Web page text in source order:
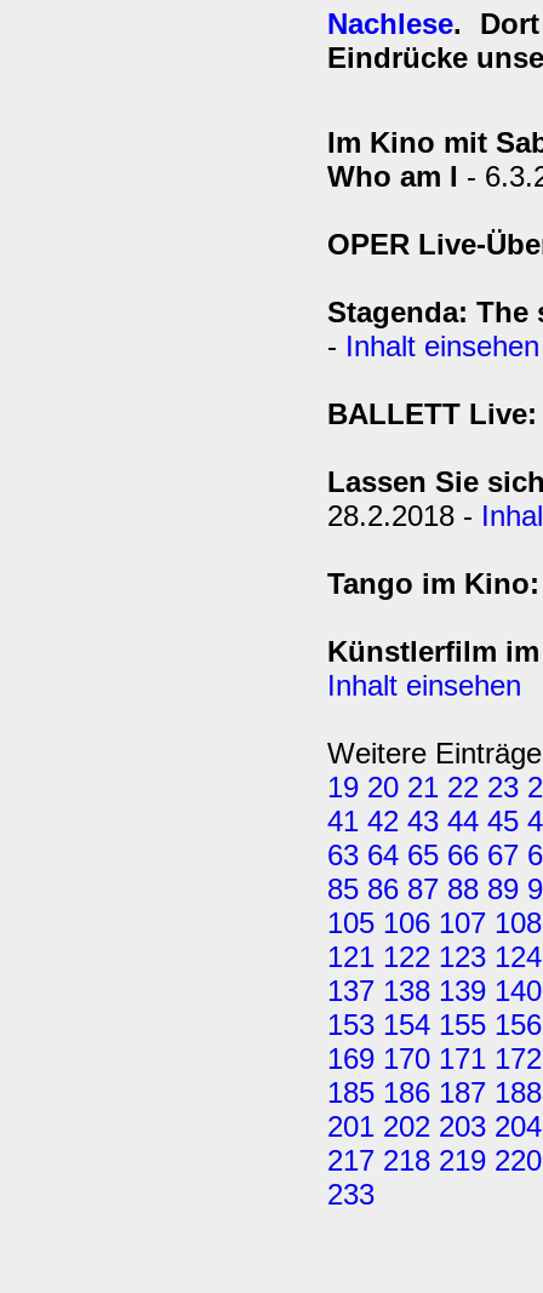
Nachlese.
Eindrücke
Im Kino mit
Who am I -
OPER Live-
Stagenda: The
- Inhalt einsehen
BALLETT
Lassen Sie
28.2.2018 -
Tango im
Künstlerfilm
Inhalt einsehen
Weitere
19 20 21 22 23
41 42 43 44 45
63 64 65 66 67
85 86 87 88 89
105 106 107 108
121 122 123 124
137 138 139 140
153 154 155 156
169 170 171 172
185 186 187 188
201 202 203 204
217 218 219 220
233